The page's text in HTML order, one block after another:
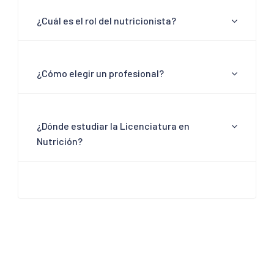
¿Cuál es el rol del nutricionista?
¿Cómo elegir un profesional?
¿Dónde estudiar la Licenciatura en
Nutrición?